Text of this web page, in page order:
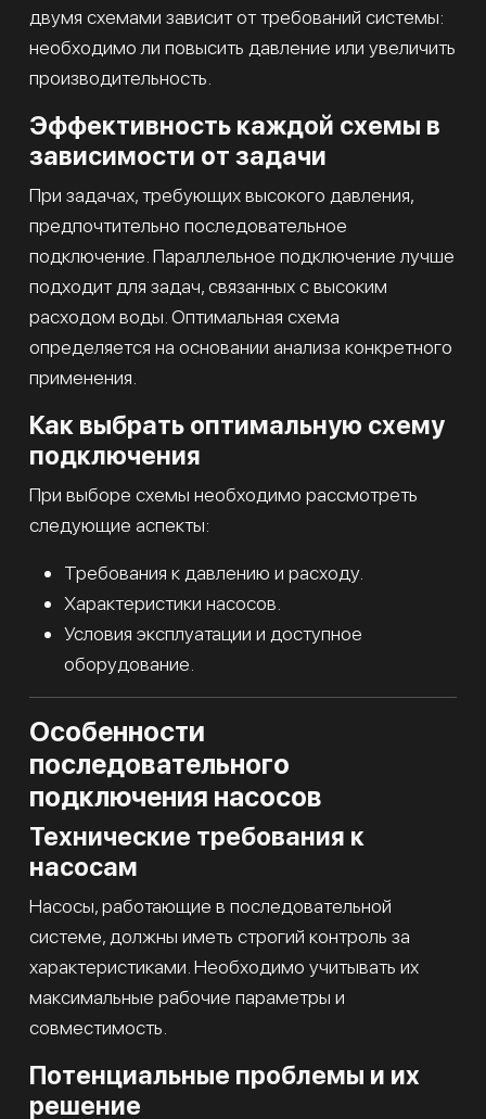
двумя схемами зависит от требований системы:
необходимо ли повысить давление или увеличить
производительность.
Эффективность каждой схемы в
зависимости от задачи
При задачах, требующих высокого давления,
предпочтительно последовательное
подключение. Параллельное подключение лучше
подходит для задач, связанных с высоким
расходом воды. Оптимальная схема
определяется на основании анализа конкретного
применения.
Как выбрать оптимальную схему
подключения
При выборе схемы необходимо рассмотреть
следующие аспекты:
Требования к давлению и расходу.
Характеристики насосов.
Условия эксплуатации и доступное
оборудование.
Особенности
последовательного
подключения насосов
Технические требования к
насосам
Насосы, работающие в последовательной
системе, должны иметь строгий контроль за
характеристиками. Необходимо учитывать их
максимальные рабочие параметры и
совместимость.
Потенциальные проблемы и их
решение